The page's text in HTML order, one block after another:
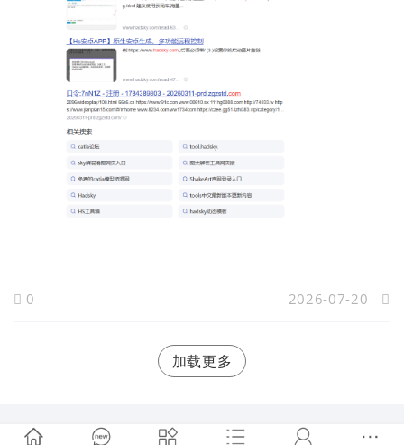
0 2026-07-20
加载更多